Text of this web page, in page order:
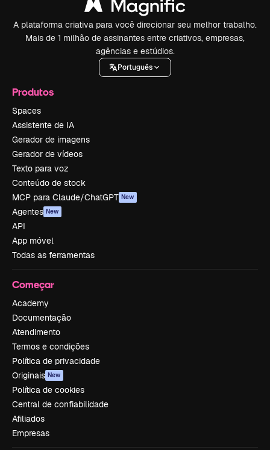
A plataforma criativa para você direcionar seu melhor trabalho.
Mais de 1 milhão de assinantes entre criativos, empresas,
agências e estúdios.
Português
Produtos
Spaces
Assistente de IA
Gerador de imagens
Gerador de vídeos
Texto para voz
Conteúdo de stock
MCP para Claude/ChatGPT New
Agentes New
API
App móvel
Todas as ferramentas
Começar
Academy
Documentação
Atendimento
Termos e condições
Política de privacidade
Originais New
Política de cookies
Central de confiabilidade
Afiliados
Empresas